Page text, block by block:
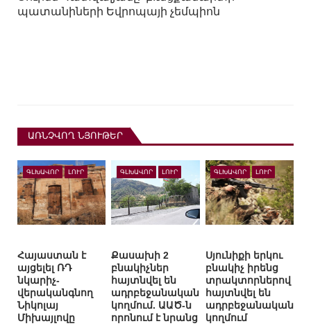
պատանիների Եվրոպայի չեմպիոն
ԱՌՆՉՎՈՂ ՆՅՈՒԹԵՐ
ԳԼԽԱՎՈՐ ԼՈՒՐ
Հայաստան է
այցելել ՌԴ
նկարիչ-
վերականգնող
Նիկոլայ
Միխայլովը
ԳԼԽԱՎՈՐ ԼՈՒՐ
Քասախի 2
բնակիչներ
հայտնվել են
ադրբեջանական
կողմում. ԱԱԾ-ն
որոնում է նրանց
ԳԼԽԱՎՈՐ ԼՈՒՐ
Սյունիքի երկու
բնակիչ իրենց
տրակտորներով
հայտնվել են
ադրբեջանական
կողմում